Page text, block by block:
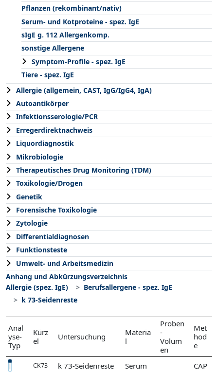
Pflanzen (rekombinant/nativ)
Serum- und Kotproteine - spez. IgE
sIgE g. 112 Allergenkomp.
sonstige Allergene
Symptom-Profile - spez. IgE
Tiere - spez. IgE
Allergie (allgemein, CAST, IgG/IgG4, IgA)
Autoantikörper
Infektionsserologie/PCR
Erregerdirektnachweis
Liquordiagnostik
Mikrobiologie
Therapeutisches Drug Monitoring (TDM)
Toxikologie/Drogen
Genetik
Forensische Toxikologie
Zytologie
Differentialdiagnosen
Funktionsteste
Umwelt- und Arbeitsmedizin
Anhang und Abkürzungsverzeichnis
Allergie (spez. IgE)
Berufsallergene - spez. IgE
k 73-Seidenreste
Anal
yse-
Typ
Kürz
el
Untersuchung
Materia
l
Proben
-
Volum
en
Met
hod
e
CK73 k 73-Seidenreste Serum CAP